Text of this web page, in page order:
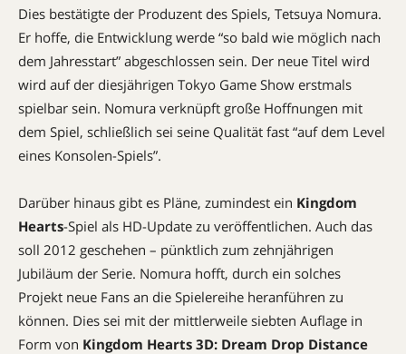
Dies bestätigte der Produzent des Spiels, Tetsuya Nomura.
Er hoffe, die Entwicklung werde “so bald wie möglich nach
dem Jahresstart” abgeschlossen sein. Der neue Titel wird
wird auf der diesjährigen Tokyo Game Show erstmals
spielbar sein. Nomura verknüpft große Hoffnungen mit
dem Spiel, schließlich sei seine Qualität fast “auf dem Level
eines Konsolen-Spiels”.
Darüber hinaus gibt es Pläne, zumindest ein Kingdom
Hearts-Spiel als HD-Update zu veröffentlichen. Auch das
soll 2012 geschehen – pünktlich zum zehnjährigen
Jubiläum der Serie. Nomura hofft, durch ein solches
Projekt neue Fans an die Spielereihe heranführen zu
können. Dies sei mit der mittlerweile siebten Auflage in
Form von Kingdom Hearts 3D: Dream Drop Distance